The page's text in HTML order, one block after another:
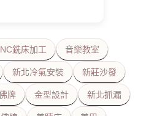
銑床加工 音樂教室
新北冷氣安裝 新莊沙發
牌 金型設計 新北抓漏